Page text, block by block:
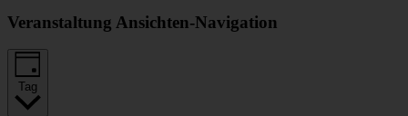
Veranstaltung Ansichten-Navigation
Tag